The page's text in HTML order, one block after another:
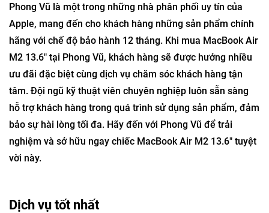
Phong Vũ là một trong những nhà phân phối uy tín của
Apple, mang đến cho khách hàng những sản phẩm chính
hãng với chế độ bảo hành 12 tháng. Khi mua MacBook Air
M2 13.6" tại Phong Vũ, khách hàng sẽ được hưởng nhiều
ưu đãi đặc biệt cùng dịch vụ chăm sóc khách hàng tận
tâm. Đội ngũ kỹ thuật viên chuyên nghiệp luôn sẵn sàng
hỗ trợ khách hàng trong quá trình sử dụng sản phẩm, đảm
bảo sự hài lòng tối đa. Hãy đến với Phong Vũ để trải
nghiệm và sở hữu ngay chiếc MacBook Air M2 13.6" tuyệt
vời này.
Dịch vụ tốt nhất